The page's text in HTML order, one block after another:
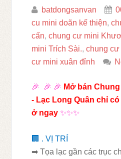
batdongsanvan
cu mini doãn kế thiện,
cấn,chung cư mini
mini Trích Sài.,chung cư
cư mini xuân đỉnh
🎉 🎉 🎉 Mở bán
- Lạc Long Quân chỉ
ở ngay✨✨✨
🏢 . VỊ TRÍ
➡Tọa lạc gần các trục